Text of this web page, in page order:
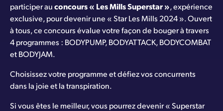
participer auconcours « Les Mills Superstar », expérience
exclusive, pour devenir une « Star Les Mills 2024 ». Ouvert
à tous, ce concours évalue votre façon de bouger à travers
4 programmes : BODYPUMP, BODYATTACK, BODYCOMBAT
et BODYJAM.
Choisissez votre programme et défiez vos concurrents
dans la joie et la transpiration.
Si vous êtes le meilleur, vous pourrez devenir « Superstar